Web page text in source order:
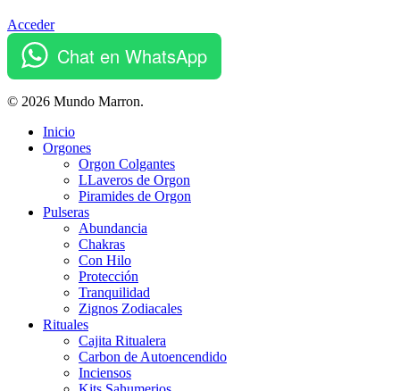
Acceder
Chat en WhatsApp
© 2026 Mundo Marron.
Close
Menu
Inicio
Orgones
Orgon Colgantes
LLaveros de Orgon
Piramides de Orgon
Pulseras
Abundancia
Chakras
Con Hilo
Protección
Tranquilidad
Zignos Zodiacales
Rituales
Cajita Ritualera
Carbon de Autoencendido
Inciensos